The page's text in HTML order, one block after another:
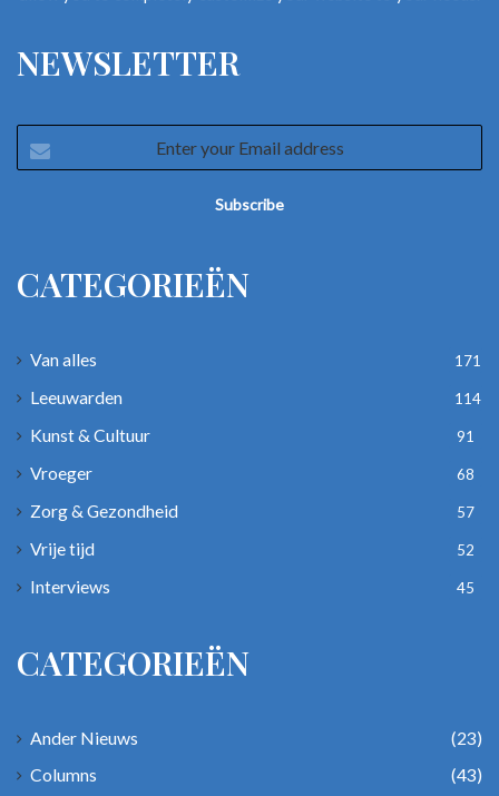
NEWSLETTER
your
CATEGORIEËN
Van alles 171
Leeuwarden 114
Kunst & Cultuur 91
Vroeger 68
Zorg & Gezondheid 57
Vrije tijd 52
Interviews 45
CATEGORIEËN
Ander Nieuws
(23)
Columns
(43)